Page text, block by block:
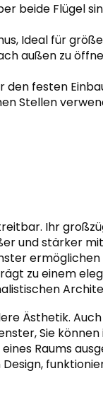
beide Flügel
Ideal für
außen zu
festen
Stellen
Ihr
und stärker
ermöglichen
zu einem
Ästhetik.
Sie
Raums